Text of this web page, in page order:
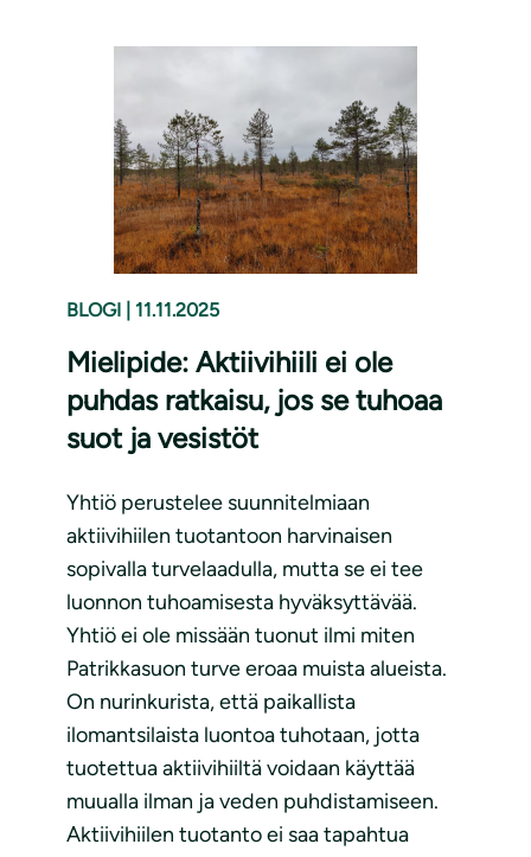
BLOGI 11.11.2025
Mielipide: Aktiivihiili ei ole
puhdas ratkaisu, jos se tuhoaa
suot ja vesistöt
Yhtiö perustelee suunnitelmiaan
aktiivihiilen tuotantoon harvinaisen
sopivalla turvelaadulla, mutta se ei tee
luonnon tuhoamisesta hyväksyttävää.
Yhtiö ei ole missään tuonut ilmi miten
Patrikkasuon turve eroaa muista alueista.
On nurinkurista, että paikallista
ilomantsilaista luontoa tuhotaan, jotta
tuotettua aktiivihiiltä voidaan käyttää
muualla ilman ja veden puhdistamiseen.
Aktiivihiilen tuotanto ei saa tapahtua